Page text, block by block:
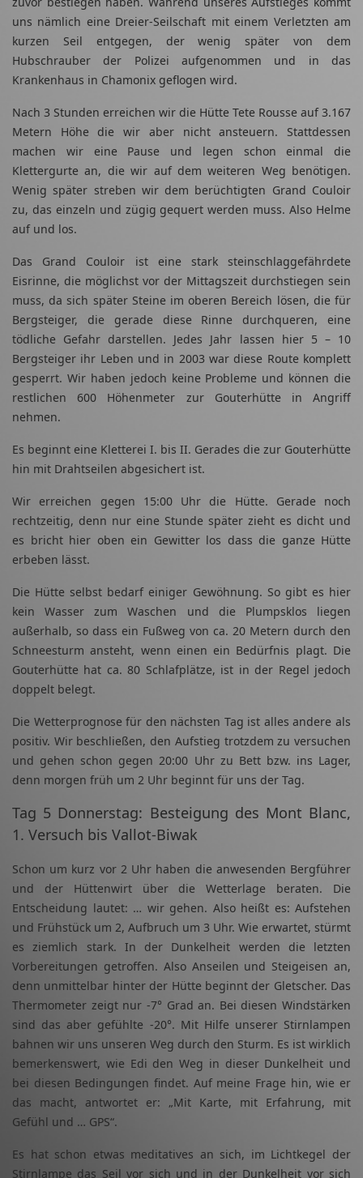
uns nämlich eine Dreier-Seilschaft mit einem Verletzten am
kurzen Seil entgegen, der wenig später von dem
Hubschrauber der Polizei aufgenommen und in das
Krankenhaus in Chamonix geflogen wird.
Nach 3 Stunden erreichen wir die Hütte Tete Rousse auf 3.167
Metern Höhe die wir aber nicht ansteuern. Stattdessen
machen wir eine Pause und legen schon einmal die
Klettergurte an, die wir auf dem weiteren Weg benötigen.
Wenig später streben wir dem berüchtigten Grand Couloir
zu, das einzeln und zügig gequert werden muss. Also Helme
auf und los.
Das Grand Couloir ist eine stark steinschlaggefährdete
Eisrinne, die möglichst vor der Mittagszeit durchstiegen sein
muss, da sich später Steine im oberen Bereich lösen, die für
Bergsteiger, die gerade diese Rinne durchqueren, eine
tödliche Gefahr darstellen. Jedes Jahr lassen hier 5 – 10
Bergsteiger ihr Leben und in 2003 war diese Route komplett
gesperrt. Wir haben jedoch keine Probleme und können die
restlichen 600 Höhenmeter zur Gouterhütte in Angriff
nehmen.
Es beginnt eine Kletterei I. bis II. Gerades die zur Gouterhütte
hin mit Drahtseilen abgesichert ist.
Wir erreichen gegen 15:00 Uhr die Hütte. Gerade noch
rechtzeitig, denn nur eine Stunde später zieht es dicht und
es bricht hier oben ein Gewitter los dass die ganze Hütte
erbeben lässt.
Die Hütte selbst bedarf einiger Gewöhnung. So gibt es hier
kein Wasser zum Waschen und die Plumpsklos liegen
außerhalb, so dass ein Fußweg von ca. 20 Metern durch den
Schneesturm ansteht, wenn einen ein Bedürfnis plagt. Die
Gouterhütte hat ca. 80 Schlafplätze, ist in der Regel jedoch
doppelt belegt.
Die Wetterprognose für den nächsten Tag ist alles andere als
positiv. Wir beschließen, den Aufstieg trotzdem zu versuchen
und gehen schon gegen 20:00 Uhr zu Bett bzw. ins Lager,
denn morgen früh um 2 Uhr beginnt für uns der Tag.
Tag 5 Donnerstag: Besteigung des Mont Blanc,
1. Versuch bis Vallot-Biwak
Schon um kurz vor 2 Uhr haben die anwesenden Bergführer
und der Hüttenwirt über die Wetterlage beraten. Die
Entscheidung lautet: … wir gehen. Also heißt es: Aufstehen
und Frühstück um 2, Aufbruch um 3 Uhr. Wie erwartet, stürmt
es ziemlich stark. In der Dunkelheit werden die letzten
Vorbereitungen getroffen. Also Anseilen und Steigeisen an,
denn unmittelbar hinter der Hütte beginnt der Gletscher. Das
Thermometer zeigt nur -7° Grad an. Bei diesen Windstärken
sind das aber gefühlte -20°. Mit Hilfe unserer Stirnlampen
bahnen wir uns unseren Weg durch den Sturm. Es ist wirklich
bemerkenswert, wie Edi den Weg in dieser Dunkelheit und
bei diesen Bedingungen findet. Auf meine Frage hin, wie er
das macht, antwortet er: „Mit Karte, mit Erfahrung, mit
Gefühl und … GPS“.
Es hat schon etwas meditatives an sich, im Lichtkegel der
Stirnlampe das Seil vor sich und in der Dunkelheit vor sich